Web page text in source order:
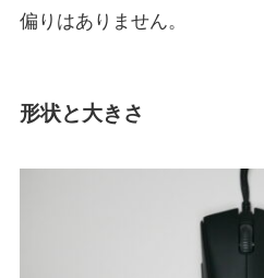
偏りはありません。
形状と大きさ